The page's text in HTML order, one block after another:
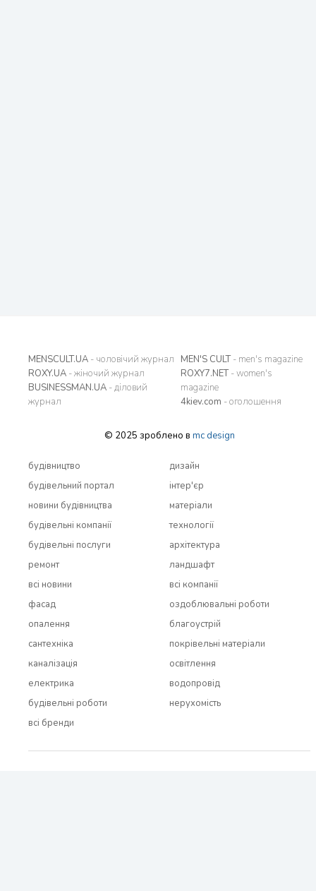
MENSCULT.UA - чоловічий журнал
ROXY.UA - жіночий журнал
BUSINESSMAN.UA - діловий
журнал
MEN'S CULT- men's magazine
ROXY7.NET- women's
magazine
4kiev.com - оголошення
© 2025 зроблено в mc design
будівництво
будівельний портал
новини будівництва
будівельні компанії
будівельні послуги
ремонт
всi новини
дизайн
інтер'єр
матеріали
технології
архітектура
ландшафт
всi компанії
фасад
опалення
сантехніка
каналізація
електрика
будівельні роботи
всi бренди
оздоблювальні роботи
благоустрій
покрівельні матеріали
освітлення
водопровід
нерухомість